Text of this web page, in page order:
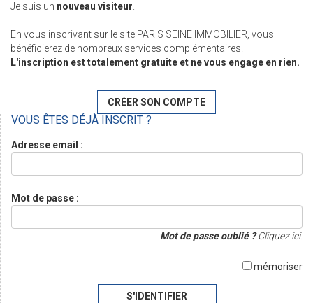
Je suis un nouveau visiteur
En vous inscrivant sur le site PARIS SEINE IMMOBILIER, vous
bénéficierez de nombreux services complémentaires.
L'inscription est totalement gratuite et ne vous engage en rien.
CRÉER SON COMPTE
VOUS ÊTES DÉJÀ INSCRIT ?
Adresse email :
Mot de passe :
Mot de passe oublié ?Cliquez ici.
mémoriser
S'IDENTIFIER